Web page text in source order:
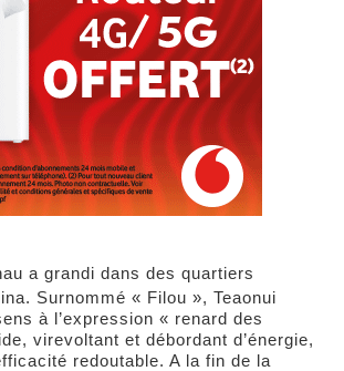
a grandi dans des quartiers
Surnommé « Filou », Teaonui
à l’expression « renard des
virevoltant et débordant d’énergie,
redoutable. A la fin de la